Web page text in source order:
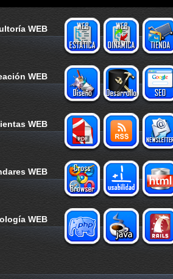
WEB
WEB
WEB
WEB
WEB